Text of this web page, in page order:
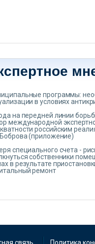
программы:
в условиях
на передней линии
международной
российским
(приложение)
специального счета -
собственники
в результате
ремонт